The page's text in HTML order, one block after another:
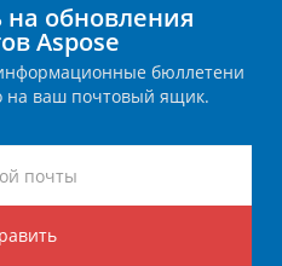
обновления
Aspose
бюллетени
на ваш почтовый ящик.